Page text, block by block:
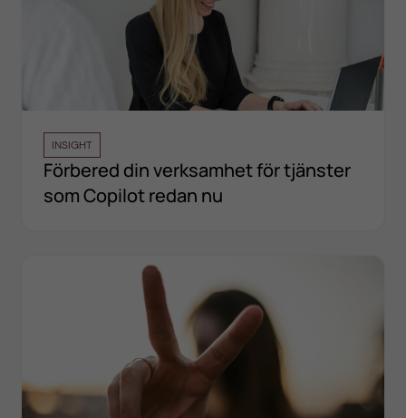
INSIGHT
Förbered din verksamhet för tjänster
som Copilot redan nu